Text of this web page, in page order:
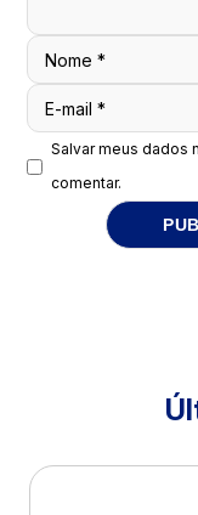
Nome*
E-mail*
Salvar meus dados
comentar.